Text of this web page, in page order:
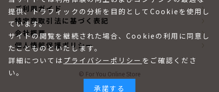
ご利用ガイド
特定商取引法に基づく表記
会社概要
個人情報保護ポリシー
© For You Online Store
提供、トラフィックの分析を目的としてCookieを使用し
ています。
サイトの閲覧を継続された場合、Cookieの利用に同意し
たことものといたします。
詳細については プライバシーポリシー をご確認くださ
い。
承諾する